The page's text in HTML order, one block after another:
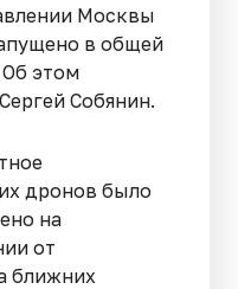
Москвы
в общей
этом
Собянин.
дронов было
на
от
ближних